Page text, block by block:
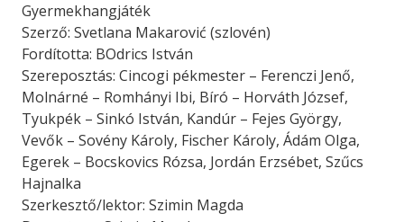
Gyermekhangjáték
Szerző: Svetlana Makarović (szlovén)
Fordította: BOdrics István
Szereposztás: Cincogi pékmester – Ferenczi Jenő,
Molnárné – Romhányi Ibi, Bíró – Horváth József,
Tyukpék – Sinkó István, Kandúr – Fejes György,
Vevők – Sovény Károly, Fischer Károly, Ádám Olga,
Egerek – Bocskovics Rózsa, Jordán Erzsébet, Szűcs
Hajnalka
Szerkesztő/lektor: Szimin Magda